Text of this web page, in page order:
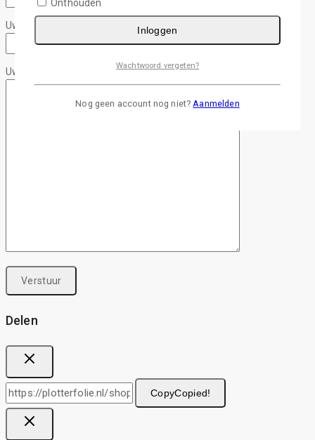
Uw email adres
Uw bericht
Delen
CopyCopied!
Onthouden
Inloggen
Wachtwoord vergeten?
Nog geen account nog niet?Aanmelden